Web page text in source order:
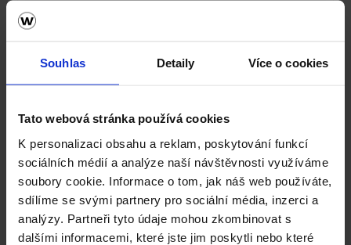
Souhlas Detaily Více o cookies
Tato webová stránka používá cookies
K personalizaci obsahu a reklam, poskytování funkcí
sociálních médií a analýze naší návštěvnosti využíváme
soubory cookie. Informace o tom, jak náš web používáte,
sdílíme se svými partnery pro sociální média, inzerci a
analýzy. Partneři tyto údaje mohou zkombinovat s
dalšími informacemi, které jste jim poskytli nebo které
Aplikace GardenVisions
Jak vám můžeme pomoci?
—
Kontakty na specialistu pro dlažbu